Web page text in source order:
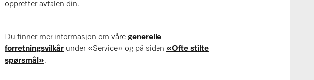
oppretter avtalen din.
Du finner mer informasjon om våre generelle
forretningsvilkår under «Service» og på siden «Ofte stilte
spørsmål».